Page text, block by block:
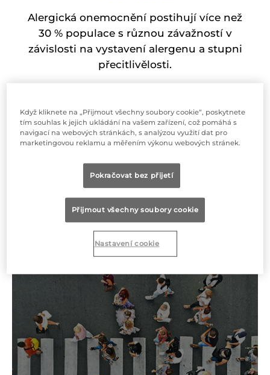
Alergická onemocnění postihují více než
30 % populace s různou závažností v
závislosti na vystavení alergenu a stupni
přecitlivělosti.
měsíců života, ale bezprostředně po
narození je přítomna jen velmi zřídka,
dokonce i v případě silné genetické
Alergie v některých případech nepřetrvává
některých pacientů může také spontánně
vymizet.
Když kliknete na „Přijmout všechny soubory cookie“, poskytnete
tím souhlas k jejich ukládání na vašem zařízení, což pomáhá s
navigací na webových stránkách, s analýzou využití dat pro
marketingovou reklamu a měřením výkonu webových stránek.
Pokračovat bez přijetí
Přijmout všechny soubory cookie
Nastavení cookie